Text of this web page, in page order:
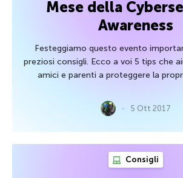
Mese della
Awareness
Festeggiamo questo evento
preziosi consigli. Ecco a voi 5 tips che
amici e parenti a proteggere la
5 Ott 2017
Consigli